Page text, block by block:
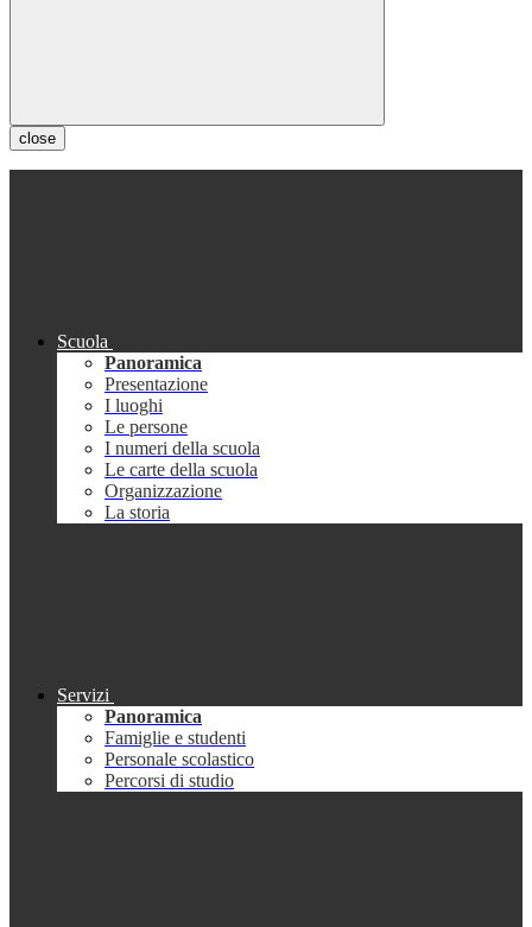
close
Scuola
Panoramica
Presentazione
I luoghi
Le persone
I numeri della scuola
Le carte della scuola
Organizzazione
La storia
Servizi
Panoramica
Famiglie e studenti
Personale scolastico
Percorsi di studio